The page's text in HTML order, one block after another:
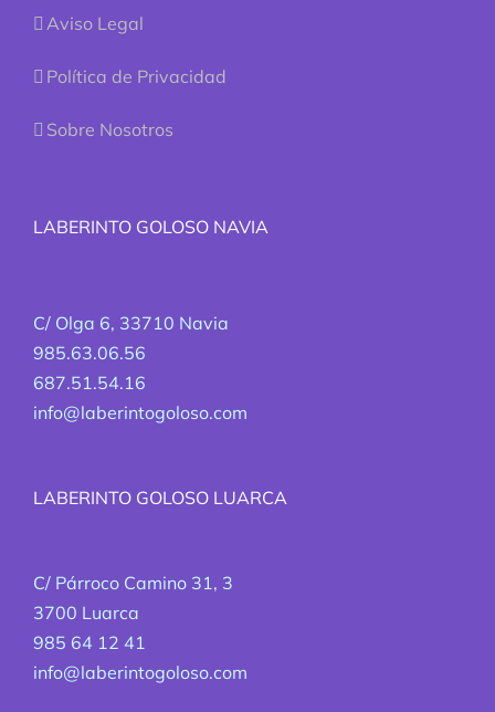
Aviso Legal
Política de Privacidad
Sobre Nosotros
LABERINTO GOLOSO NAVIA
C/ Olga 6, 33710 Navia
985.63.06.56
687.51.54.16
info@laberintogoloso.com
LABERINTO GOLOSO LUARCA
C/ Párroco Camino 31, 3
3700 Luarca
985 64 12 41
info@laberintogoloso.com